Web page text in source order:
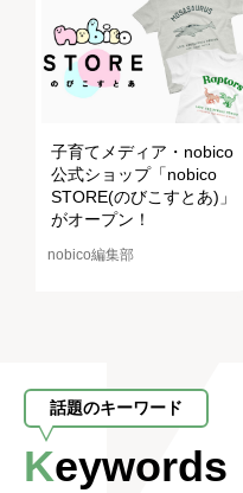
子育てメディア・nobico
公式ショップ「nobico
STORE(のびこすとあ)」
がオープン！
nobico編集部
話題のキーワード
Keywords